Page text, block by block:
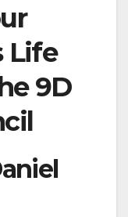
Life
9D